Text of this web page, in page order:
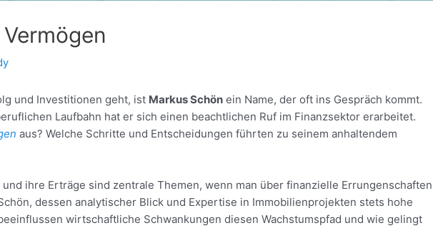
und Investitionen geht, ist Markus Schön ein Name, der oft ins Gespräch kommt.
Laufbahn hat er sich einen beachtlichen Ruf im Finanzsektor erarbeitet.
aus? Welche Schritte und Entscheidungen führten zu seinem anhaltendem
und ihre Erträge sind zentrale Themen, wenn man über finanzielle Errungenschaften
dessen analytischer Blick und Expertise in Immobilienprojekten stets hohe
wirtschaftliche Schwankungen diesen Wachstumspfad und wie gelingt